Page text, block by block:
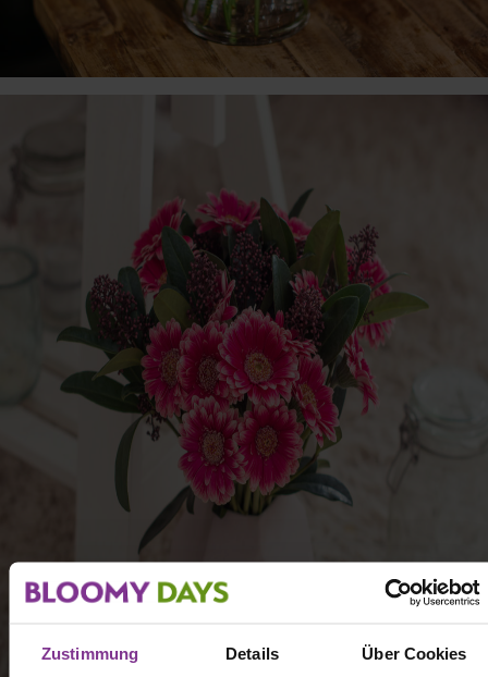
Zustimmung Details Über Cookies